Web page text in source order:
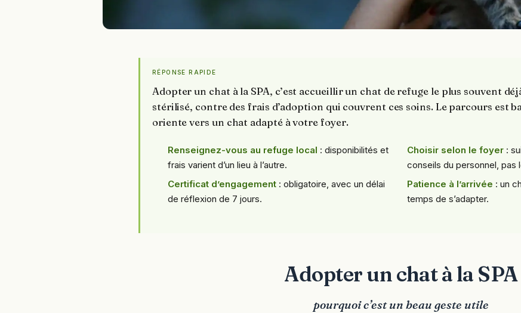
RÉPONSE RAPIDE
Adopter un chat à la SPA, c’est accueillir un chat de refuge le plus souvent
stérilisé, contre des frais d’adoption qui couvrent ces soins. Le parcours est
oriente vers un chat adapté à votre foyer.
Renseignez-vous au refuge local : disponibilités et
frais varient d’un lieu à l’autre.
Certificat d’engagement: obligatoire, avec un délai
de réflexion de 7 jours.
Choisir selon le foyer:
conseils du personnel, pas
Patience à l’arrivée : un
temps de s’adapter.
Adopter un chat à la SPA
pourquoi c’est un beau geste utile